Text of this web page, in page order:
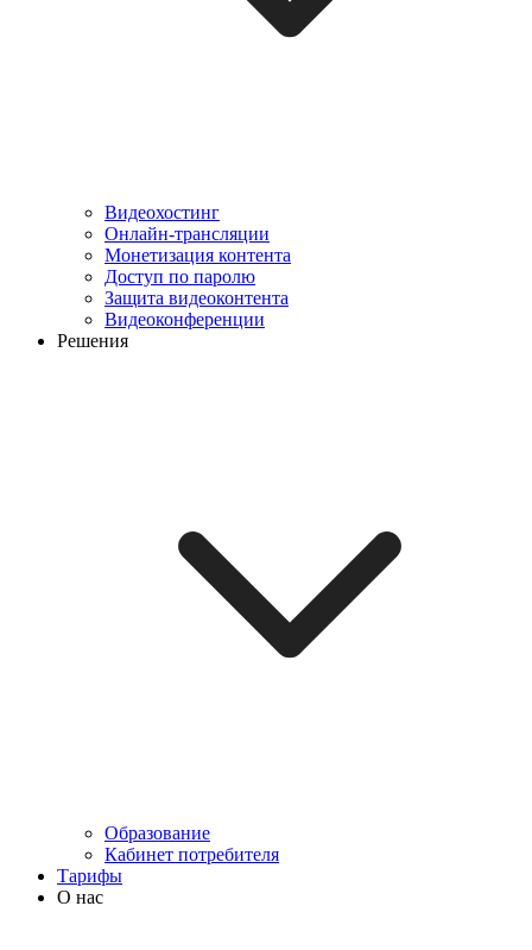
Видеохостинг
Онлайн-трансляции
Монетизация контента
Доступ по паролю
Защита видеоконтента
Видеоконференции
Решения
Образование
Кабинет потребителя
Тарифы
О нас